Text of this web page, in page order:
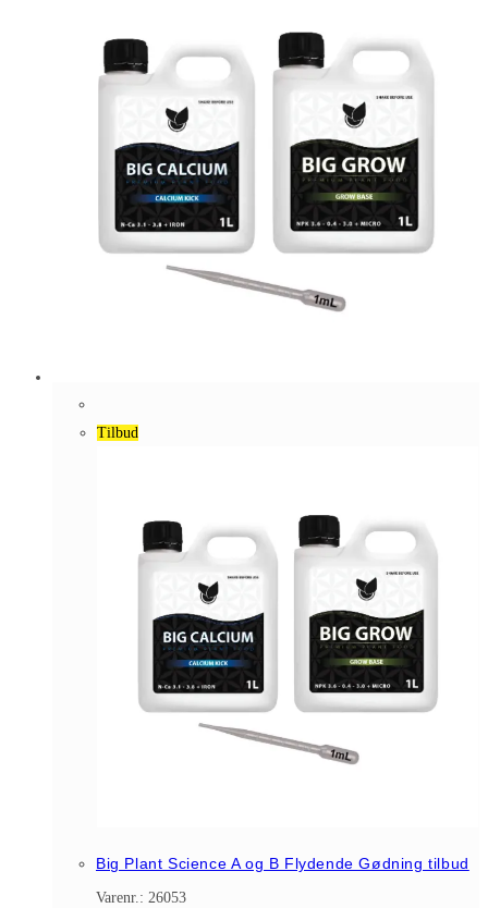
Tilbud
Big Plant Science A og B Flydende Gødning tilbud
Varenr.: 26053